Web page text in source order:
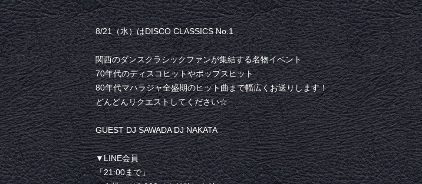
8/21（水）はDISCO CLASSICS No.1
関西のダンスクラシックファンが集結する名物イベント
70年代のディスコヒットやポップスヒット
80年代マハラジャ全盛期のヒット曲まで幅広くお送りします！
どんどんリクエストしてください☆
GUEST DJ SAWADA DJ NAKATA
▼LINE会員
「21:00まで」